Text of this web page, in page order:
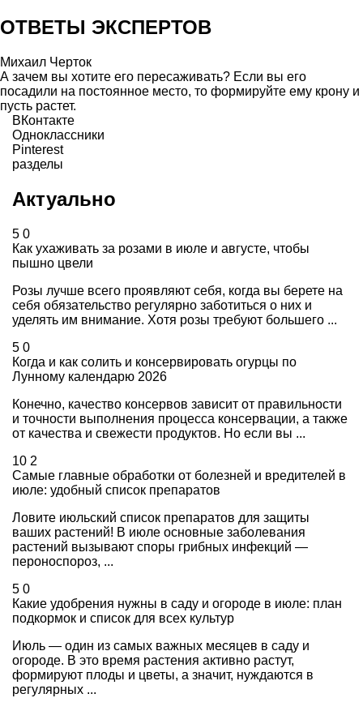
ОТВЕТЫ ЭКСПЕРТОВ
Михаил Черток
А зачем вы хотите его пересаживать? Если вы его
посадили на постоянное место, то формируйте ему крону и
пусть растет.
ВКонтакте
Одноклассники
Pinterest
разделы
Актуально
5 0
Как ухаживать за розами в июле и августе, чтобы
пышно цвели
Розы лучше всего проявляют себя, когда вы берете на
себя обязательство регулярно заботиться о них и
уделять им внимание. Хотя розы требуют большего ...
5 0
Когда и как солить и консервировать огурцы по
Лунному календарю 2026
Конечно, качество консервов зависит от правильности
и точности выполнения процесса консервации, а также
от качества и свежести продуктов. Но если вы ...
10 2
Самые главные обработки от болезней и вредителей в
июле: удобный список препаратов
Ловите июльский список препаратов для защиты
ваших растений! В июле основные заболевания
растений вызывают споры грибных инфекций —
пероноспороз, ...
5 0
Какие удобрения нужны в саду и огороде в июле: план
подкормок и список для всех культур
Июль — один из самых важных месяцев в саду и
огороде. В это время растения активно растут,
формируют плоды и цветы, а значит, нуждаются в
регулярных ...